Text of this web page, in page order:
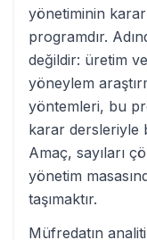
yönetiminin
programdır.
değildir: üretim
yöneylem
yöntemleri, bu
karar dersleriyle
Amaç, sayıları
yönetim
taşımaktır.
Müfredatın